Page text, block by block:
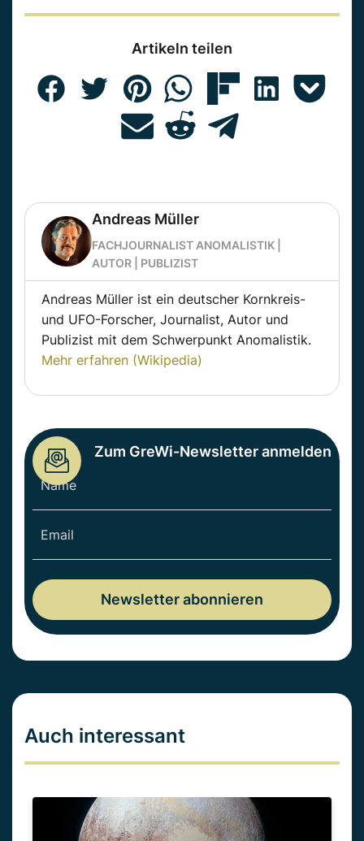
Artikeln teilen
Andreas Müller
FACHJOURNALIST ANOMALISTIK |
AUTOR | PUBLIZIST
Andreas Müller ist ein deutscher Kornkreis-
und UFO-Forscher, Journalist, Autor und
Publizist mit dem Schwerpunkt Anomalistik.
Mehr erfahren (Wikipedia)
Zum GreWi-Newsletter anmelden
Auch interessant